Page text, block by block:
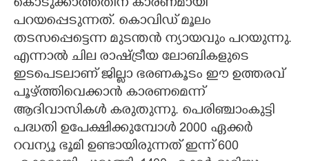
കൊടുക്കാത്തതിന് കാരണമായി
പറയപ്പെടുന്നത്. കൊവിഡ് മൂലം
തടസപ്പെട്ടെന്ന മുടന്തൻ ന്യായവും പറയുന്നു.
എന്നാൽ ചില രാഷ്ട്രീയ ലോബികളുടെ
ഇടപെടലാണ് ജില്ലാ ഭരണകൂടം ഈ ഉത്തരവ്
പൂഴ്ത്തിവെക്കാൻ കാരണമെന്ന്
ആദിവാസികൾ കരുതുന്നു. പെരിഞ്ചാംകുട്ടി
പദ്ധതി ഉപേക്ഷിക്കുമ്പോൾ 2000 ഏക്കർ
റവന്യൂ ഭൂമി ഉണ്ടായിരുന്നത് ഇന്ന് 600